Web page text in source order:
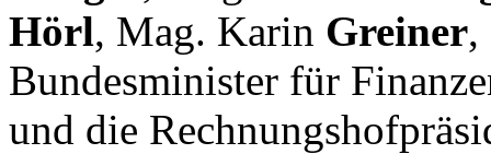
Hörl, Mag. Karin Greiner,
Bundesminister für
und die